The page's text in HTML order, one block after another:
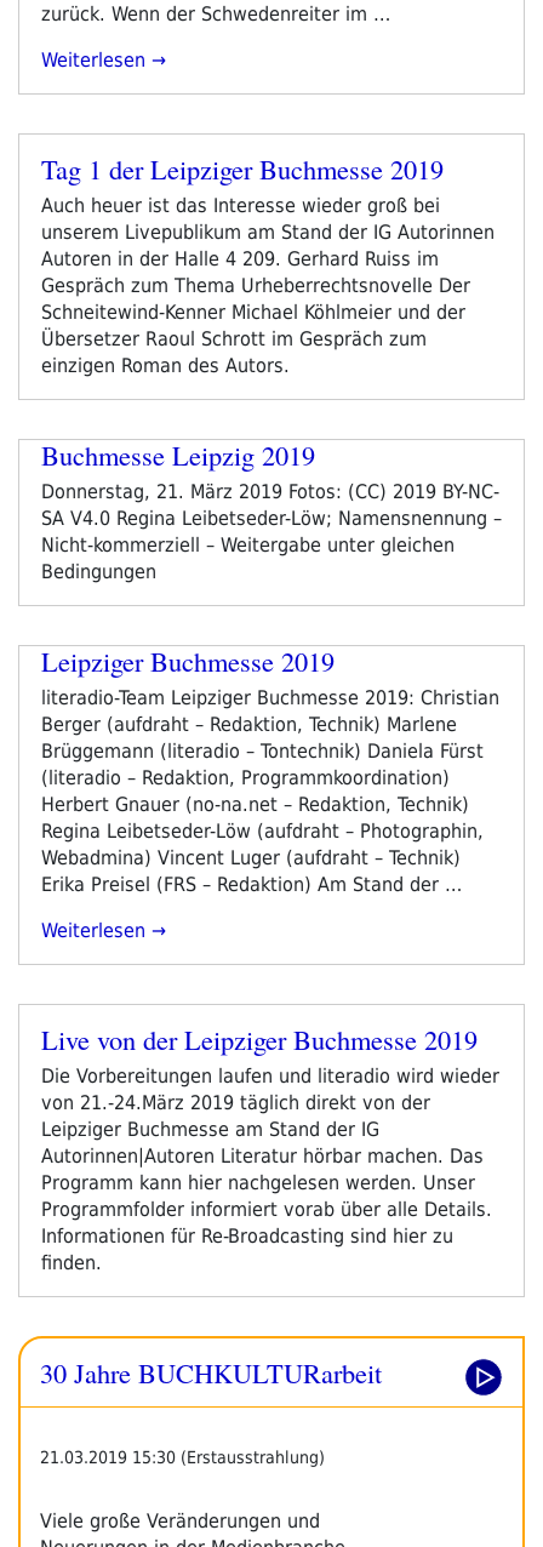
zurück. Wenn der Schwedenreiter im …
„Das
Diesjährige
Programm
Der
Leipziger
Buchmesse
2019“
Weiterlesen
Veröffentlicht
Tag 1 der Leipziger Buchmesse 2019
Auch heuer ist das Interesse wieder groß bei
unserem Livepublikum am Stand der IG Autorinnen
Autoren in der Halle 4 209. Gerhard Ruiss im
Gespräch zum Thema Urheberrechtsnovelle Der
Schneitewind-Kenner Michael Köhlmeier und der
Übersetzer Raoul Schrott im Gespräch zum
einzigen Roman des Autors.
Buchmesse Leipzig 2019
Donnerstag, 21. März 2019 Fotos: (CC) 2019 BY-NC-
SA V4.0 Regina Leibetseder-Löw; Namensnennung –
Nicht-kommerziell – Weitergabe unter gleichen
Bedingungen
Leipziger Buchmesse 2019
literadio-Team Leipziger Buchmesse 2019: Christian
Berger (aufdraht – Redaktion, Technik) Marlene
Brüggemann (literadio – Tontechnik) Daniela Fürst
(literadio – Redaktion, Programmkoordination)
Herbert Gnauer (no-na.net – Redaktion, Technik)
Regina Leibetseder-Löw (aufdraht – Photographin,
Webadmina) Vincent Luger (aufdraht – Technik)
Erika Preisel (FRS – Redaktion) Am Stand der …
„Leipziger
Weiterlesen
Veröffentlicht
Live von der Leipziger Buchmesse 2019
Die Vorbereitungen laufen und literadio wird wieder
von 21.-24.März 2019 täglich direkt von der
Leipziger Buchmesse am Stand der IG
Autorinnen|Autoren Literatur hörbar machen. Das
Programm kann hier nachgelesen werden. Unser
Programmfolder informiert vorab über alle Details.
Informationen für Re-Broadcasting sind hier zu
finden.
30 Jahre BUCHKULTURarbeit
21.03.2019 15:30 (Erstausstrahlung)
Viele große Veränderungen und